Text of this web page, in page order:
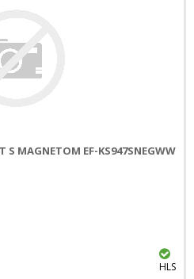
S MAGNETOM EF-KS947SNEGWW
HLS